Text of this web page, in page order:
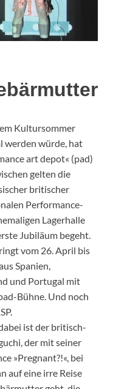
Kultursommer
werden würde, hat
art depot« (pad)
gelten die
britischer
Performance-
Lagerhalle
Jubiläum begeht.
vom 26. April bis
Spanien,
und Portugal mit
Bühne. Und noch
ist der britisch-
der mit seiner
»Pregnant?!«, bei
auf eine irre Reise